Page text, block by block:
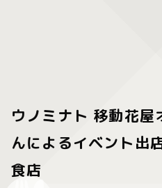
ウノミナト 移動花屋
んによるイベント出
食店